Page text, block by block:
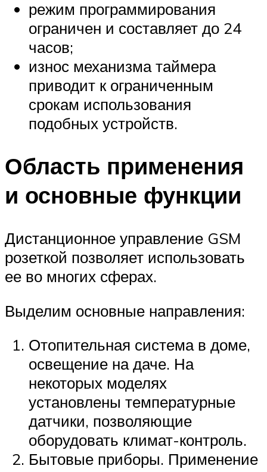
режим программирования
ограничен и составляет до 24
часов;
износ механизма таймера
приводит к ограниченным
срокам использования
подобных устройств.
Область применения
и основные функции
Дистанционное управление GSM
розеткой позволяет использовать
ее во многих сферах.
Выделим основные направления:
Отопительная система в доме,
освещение на даче. На
некоторых моделях
установлены температурные
датчики, позволяющие
оборудовать климат-контроль.
Бытовые приборы. Применение